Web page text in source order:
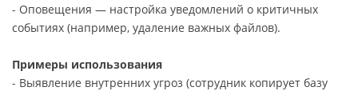
- Оповещения — настройка уведомлений о критичных
событиях (например, удаление важных файлов).
Примеры использования
- Выявление внутренних угроз (сотрудник копирует базу